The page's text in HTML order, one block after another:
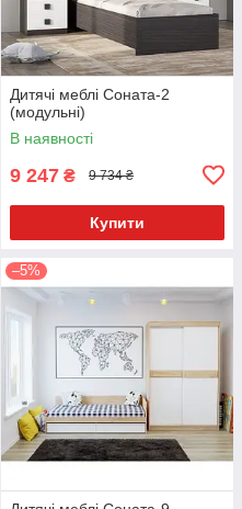
Дитячі меблі Соната-2
(модульні)
В наявності
9 247 ₴ 9 734 ₴
Купити
–5%